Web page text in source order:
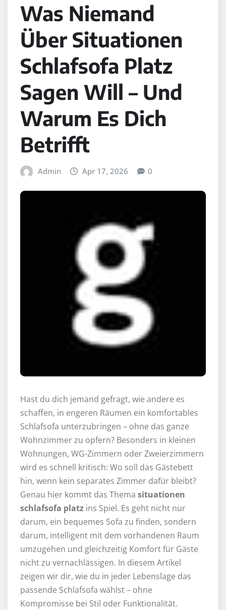
Was Niemand
Über Situationen
Schlafsofa Platz
Sagen Will – Und
Warum Es Dich
Betrifft
Admin Apr 17, 2026 0
Hast du dich jemand gefragt, wie andere es
schaffen, in engeren Räumen ein komfortables
Schlafsofa unterzubringen – ohne das ganze
Wohnzimmer zu opfern? Besonders in kleinen
Wohnungen, WG-Zimmern oder Zweierzimmern
wird es schnell kritisch: Wo soll das Gästebett
hin, wenn kein separates Zimmer dafür bleibt?
Genau hier kommt das Thema situationen
schlafsofa platz ins Spiel. Es geht nicht nur
darum, ein bequemes Sofa zu finden, sondern
darum, intelligent mit dem vorhandenen Raum
umzugehen und gleichzeitig Komfort für Gäste
nicht zu vernachlässigen. In diesem Artikel
zeigen wir dir, wie du in jeder Lebenslage das
passende Schlafsofa wählst – ohne
Kompromisse bei Stil oder Funktionalität.